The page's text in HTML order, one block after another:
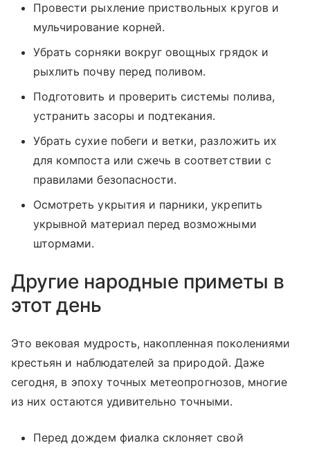
Провести рыхление приствольных кругов и
мульчирование корней.
Убрать сорняки вокруг овощных грядок и
рыхлить почву перед поливом.
Подготовить и проверить системы полива,
устранить засоры и подтекания.
Убрать сухие побеги и ветки, разложить их
для компоста или сжечь в соответствии с
правилами безопасности.
Осмотреть укрытия и парники, укрепить
укрывной материал перед возможными
штормами.
Другие народные приметы в
этот день
Это вековая мудрость, накопленная поколениями
крестьян и наблюдателей за природой. Даже
сегодня, в эпоху точных метеопрогнозов, многие
из них остаются удивительно точными.
Перед дождем фиалка склоняет свой